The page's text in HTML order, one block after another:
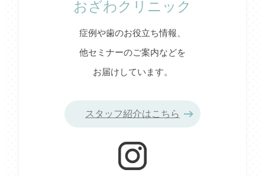
おざわクリニック
症例や歯のお役立ち情報、
他セミナーのご案内などを
お届けしています。
スタッフ紹介はこちら